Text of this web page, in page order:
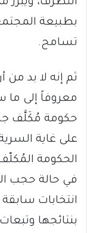
التطرف، ويُبرز
بطبيعة
تسامح.
ثم إنه لا بد
معروفاً إلى ما
حكومة مُكَلَّف
على غاية
الحكومة المُكلّف
في حالة حجب
انتخابات سابقة
بنتائجها